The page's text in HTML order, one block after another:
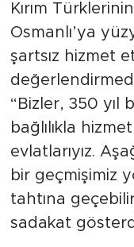
Kırım
Osmanlı’ya
şartsız hizmet
“Bizler, 350 yıl
bağlılıkla
evlatlarıyız.
bir geçmişimiz
tahtına
sadakat